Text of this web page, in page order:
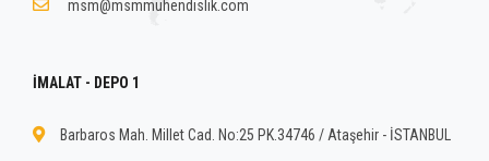
msm@msmmuhendislik.com
İMALAT - DEPO 1
Barbaros Mah. Millet Cad. No:25 PK.34746 / Ataşehir - İSTANBUL